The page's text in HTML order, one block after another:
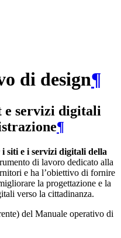
di design¶
e servizi digitali
¶
siti e i servizi digitali della
di lavoro dedicato alla
e ha l’obiettivo di fornire
la progettazione e la
verso la cittadinanza.
del Manuale operativo di